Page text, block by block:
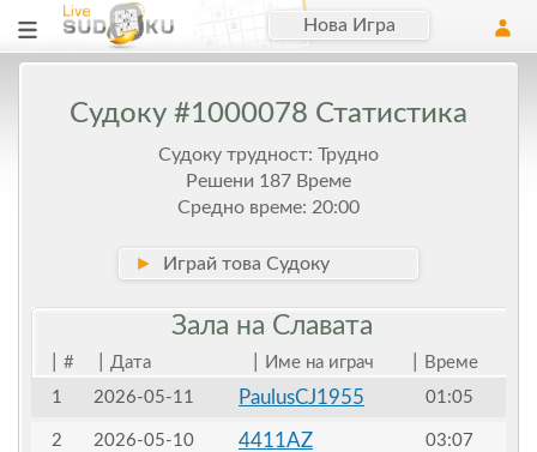
Нова Игра
Судоку #1000078 Статистика
Судоку трудност: Трудно
Решени 187 Време
Средно време: 20:00
► Играй това Судоку
Зала на Славата
# Дата Име на играч
Време
1
2026-05-11 PaulusCJ1955 01:05
2 2026-05-10 4411AZ 03:07